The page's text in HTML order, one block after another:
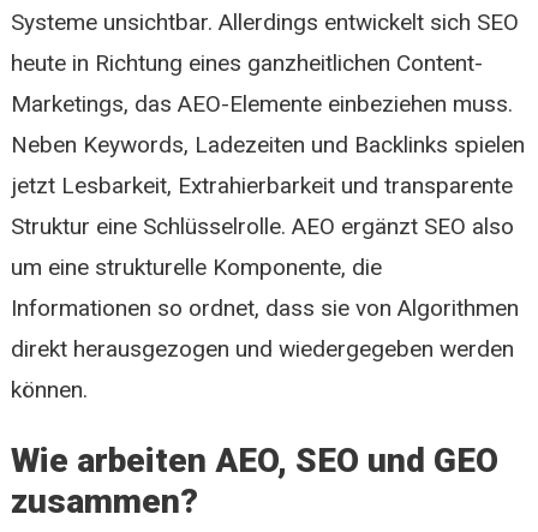
Systeme unsichtbar. Allerdings entwickelt sich SEO
heute in Richtung eines ganzheitlichen Content-
Marketings, das AEO-Elemente einbeziehen muss.
Neben Keywords, Ladezeiten und Backlinks spielen
jetzt Lesbarkeit, Extrahierbarkeit und transparente
Struktur eine Schlüsselrolle. AEO ergänzt SEO also
um eine strukturelle Komponente, die
Informationen so ordnet, dass sie von Algorithmen
direkt herausgezogen und wiedergegeben werden
können.
Wie arbeiten AEO, SEO und GEO
zusammen?